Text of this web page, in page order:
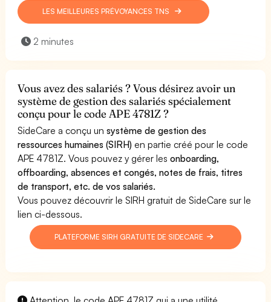
LES MEILLEURES PRÉVOYANCES TNS
2 minutes
Vous avez des salariés ? Vous désirez avoir un
système de gestion des salariés spécialement
conçu pour le code APE 4781Z ?
SideCare a conçu unsystème de gestion des
ressources humaines (SIRH) en partie créé pour le code
APE 4781Z. Vous pouvez y gérer lesonboarding,
offboarding, absences et congés, notes de frais, titres
de transport, etc. de vos salariés.
Vous pouvez découvrir le SIRH gratuit de SideCare sur le
lien ci-dessous.
PLATEFORME SIRH GRATUITE DE SIDECARE